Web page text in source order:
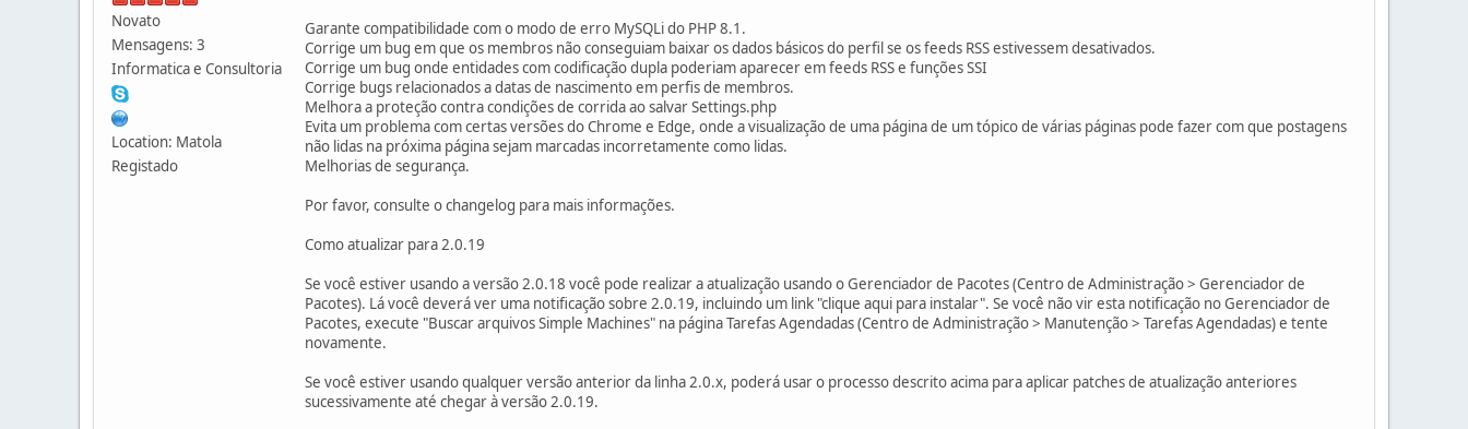
Novato
Mensagens: 3
Informatica e Consultoria
Location: Matola
Registado
Garante compatibilidade com o modo de erro MySQLi do PHP 8.1.
Corrige um bug em que os membros não conseguiam baixar os dados básicos do perfil se os feeds RSS estivessem desativados.
Corrige um bug onde entidades com codificação dupla poderiam aparecer em feeds RSS e funções SSI
Corrige bugs relacionados a datas de nascimento em perfis de membros.
Melhora a proteção contra condições de corrida ao salvar Settings.php
Evita um problema com certas versões do Chrome e Edge, onde a visualização de uma página de um tópico de várias páginas pode fazer com que postagens
não lidas na próxima página sejam marcadas incorretamente como lidas.
Melhorias de segurança.
Por favor, consulte o changelog para mais informações.
Como atualizar para 2.0.19
Se você estiver usando a versão 2.0.18 você pode realizar a atualização usando o Gerenciador de Pacotes (Centro de Administração > Gerenciador de
Pacotes). Lá você deverá ver uma notificação sobre 2.0.19, incluindo um link "clique aqui para instalar". Se você não vir esta notificação no Gerenciador de
Pacotes, execute "Buscar arquivos Simple Machines" na página Tarefas Agendadas (Centro de Administração > Manutenção > Tarefas Agendadas) e tente
novamente.
Se você estiver usando qualquer versão anterior da linha 2.0.x, poderá usar o processo descrito acima para aplicar patches de atualização anteriores
sucessivamente até chegar à versão 2.0.19.